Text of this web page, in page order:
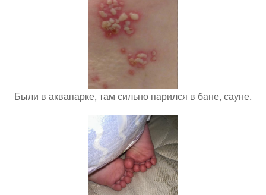
Были в аквапарке, там сильно парился в бане, сауне.